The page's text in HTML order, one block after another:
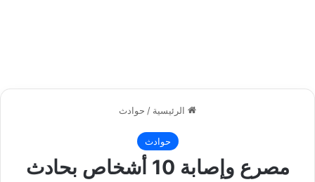
الرئيسية / حوادث
حوادث
مصرع وإصابة 10 أشخاص بحادث